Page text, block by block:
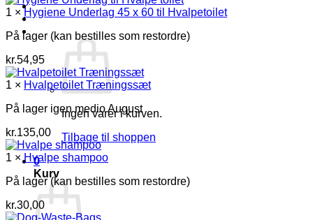
Log ind
Kurv /kr. 0,00 0
Ingen varer i kurven.
Tilbage til shoppen
0
Kurv
var:
er:
1 ×Hygiene Underlag 45 x 60 til Hvalpetoilet
På lager (kan bestilles som restordre)
kr.54,95
1 × Hvalpetoilet Træningssæt
På lager igen medio August
kr.135,00
1 ×Hvalpe shampoo
På lager (kan bestilles som restordre)
kr.30,00